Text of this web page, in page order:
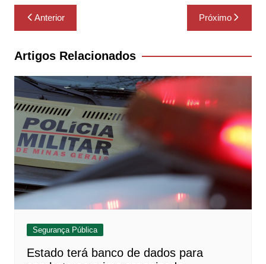
Navegação
de
Post
Anterior Próximo
Artigos Relacionados
Segurança Pública
Estado terá banco de dados para